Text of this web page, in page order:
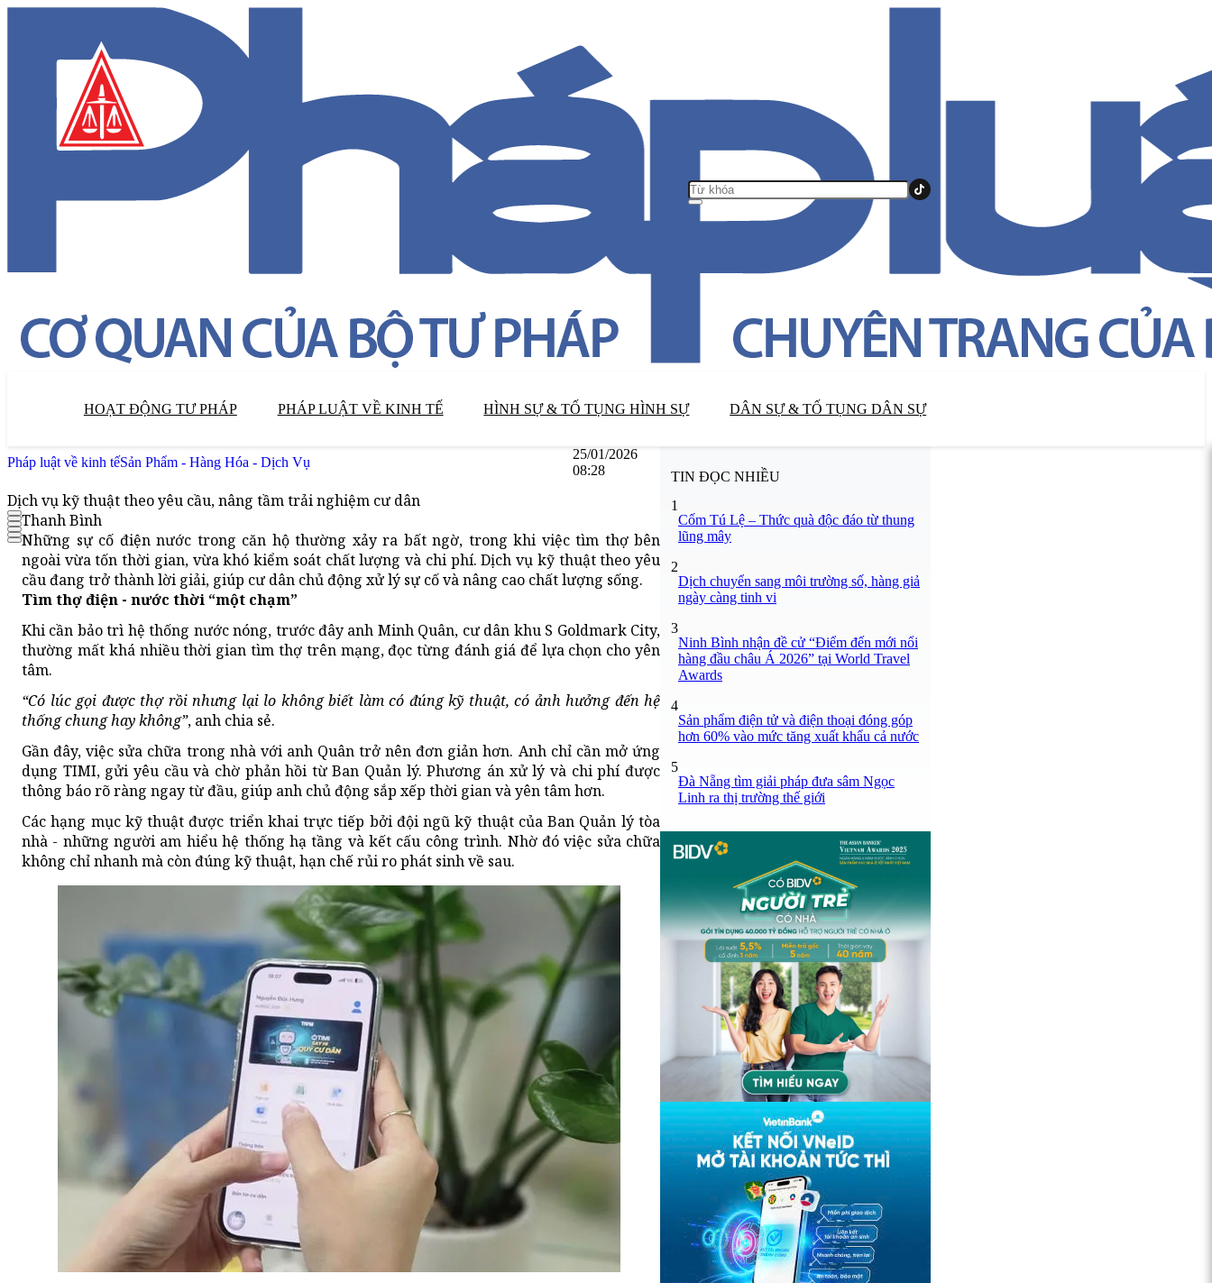
HOẠT ĐỘNG TƯ PHÁP PHÁP LUẬT VỀ KINH TẾ HÌNH SỰ & TỐ TỤNG HÌNH SỰ DÂN SỰ & TỐ TỤNG DÂN SỰ
Pháp luật về kinh tếSản Phẩm - Hàng Hóa - Dịch Vụ
25/01/2026
08:28
Dịch vụ kỹ thuật theo yêu cầu, nâng tầm trải nghiệm cư dân
Thanh Bình
Những sự cố điện nước trong căn hộ thường xảy ra bất ngờ, trong khi việc tìm thợ bên
ngoài vừa tốn thời gian, vừa khó kiểm soát chất lượng và chi phí. Dịch vụ kỹ thuật theo yêu
cầu đang trở thành lời giải, giúp cư dân chủ động xử lý sự cố và nâng cao chất lượng sống.
Tìm thợ điện - nước thời “một chạm”
Khi cần bảo trì hệ thống nước nóng, trước đây anh Minh Quân, cư dân khu S Goldmark City,
thường mất khá nhiều thời gian tìm thợ trên mạng, đọc từng đánh giá để lựa chọn cho yên
tâm.
“Có lúc gọi được thợ rồi nhưng lại lo không biết làm có đúng kỹ thuật, có ảnh hưởng đến hệ
thống chung hay không”, anh chia sẻ.
Gần đây, việc sửa chữa trong nhà với anh Quân trở nên đơn giản hơn. Anh chỉ cần mở ứng
dụng TIMI, gửi yêu cầu và chờ phản hồi từ Ban Quản lý. Phương án xử lý và chi phí được
thông báo rõ ràng ngay từ đầu, giúp anh chủ động sắp xếp thời gian và yên tâm hơn.
Các hạng mục kỹ thuật được triển khai trực tiếp bởi đội ngũ kỹ thuật của Ban Quản lý tòa
nhà - những người am hiểu hệ thống hạ tầng và kết cấu công trình. Nhờ đó việc sửa chữa
không chỉ nhanh mà còn đúng kỹ thuật, hạn chế rủi ro phát sinh về sau.
TIN ĐỌC NHIỀU
1
Cốm Tú Lệ – Thức quà độc đáo từ thung
lũng mây
2
Dịch chuyển sang môi trường số, hàng giả
ngày càng tinh vi
3
Ninh Bình nhận đề cử “Điểm đến mới nổi
hàng đầu châu Á 2026” tại World Travel
Awards
4
Sản phẩm điện tử và điện thoại đóng góp
hơn 60% vào mức tăng xuất khẩu cả nước
5
Đà Nẵng tìm giải pháp đưa sâm Ngọc
Linh ra thị trường thế giới